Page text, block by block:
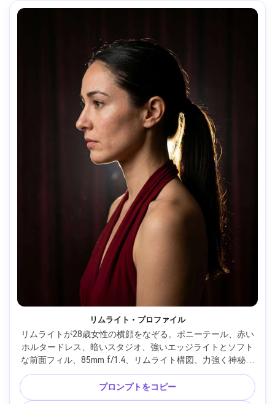
リムライト・プロファイル
リムライトが28歳女性の横顔をなぞる。ポニーテール、赤い
ホルタードレス、暗いスタジオ、強いエッジライトとソフト
な前面フィル、85mm f/1.4、リムライト構図、力強く神秘的
なムード、写真のような質感、クリアなハイライト、自然な
影、ハイレゾ --ar 4:5
プロンプトをコピー